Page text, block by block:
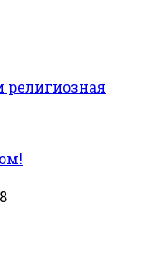
религиозная